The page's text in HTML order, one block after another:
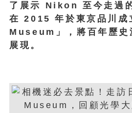
了展示 Nikon 至今走過
在 2015 年於東京品川
Museum」，將百年歷史
展現。